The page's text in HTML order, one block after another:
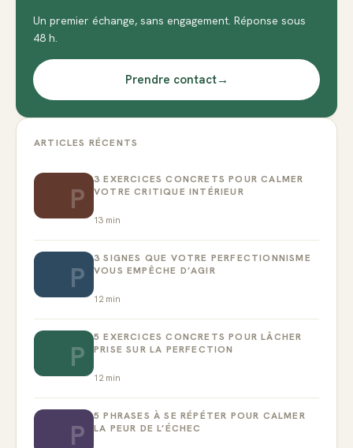
Un premier échange, sans engagement. Réponse sous
48 h.
Prendre contact→
ARTICLES RÉCENTS
P
3 EXERCICES CONCRETS POUR CALMER
VOTRE CRITIQUE INTÉRIEUR
13 min
P
3 SIGNES QUE VOTRE PERFECTIONNISME
VOUS EMPÊCHE D’AGIR
12 min
P
5 EXERCICES CONCRETS POUR LÂCHER
PRISE SUR LA PERFECTION
12 min
P
5 PHRASES À SE RÉPÉTER POUR CALMER
LA PEUR DE L’ÉCHEC